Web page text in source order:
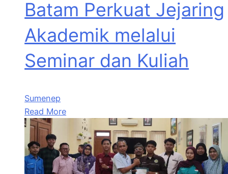
Batam Perkuat Jejaring
Akademik melalui
Seminar dan Kuliah
Sumenep
Read More